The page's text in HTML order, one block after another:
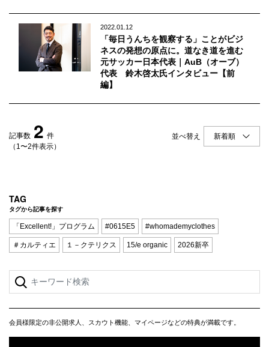
プライバシーポリシー
2022.01.12
「毎日うんちを観察する」ことがビジ
ネスの発想の原点に。道なき道を進む
元サッカー日本代表｜AuB（オーブ）
代表 鈴木啓太氏インタビュー【前
編】
記事数 2 件
（1〜2件表示）
並べ替え
TAG
タグから記事を探す
「Excellent!」プログラム #0615E5 #whomademyclothes
＃カルティエ １－クテリクス 15/e organic 2026新卒
会員様限定の非公開求人、スカウト機能、マイページなどの特典が満載です。